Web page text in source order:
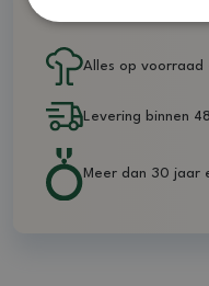
Alles op
Levering binnen
Meer dan 30 jaar